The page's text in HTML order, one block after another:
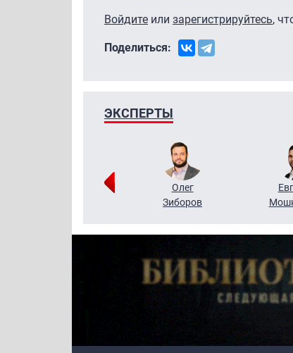
Войдите или зарегистрируйтесь,
Поделиться:
ЭКСПЕРТЫ
Олег
Зиборов